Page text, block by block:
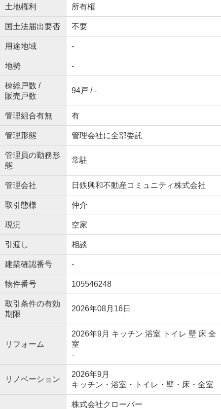
土地権利 所有権
国土法届出要否 不要
用途地域 -
地勢 -
棟総戸数 /
販売戸数
94戸 / -
管理組合有無 有
管理形態 管理会社に全部委託
管理員の勤務形
態
常駐
管理会社 日鉄興和不動産コミュニティ株式会社
取引態様 仲介
現況 空家
引渡し 相談
建築確認番号 -
物件番号 105546248
取引条件の有効
期限
2026年08月16日
リフォーム
2026年9月 キッチン 浴室 トイレ 壁 床 全
室
-
リノベーション
2026年9月
キッチン・浴室・トイレ・壁・床・全室
株式会社クローバー